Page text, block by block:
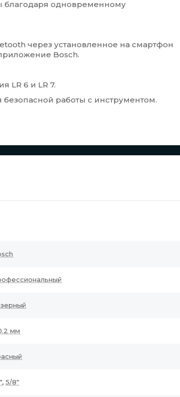
благодаря одновременному
через установленное на смартфон
Bosch.
LR 6 и LR 7.
работы с инструментом.
мм
, 5/8"